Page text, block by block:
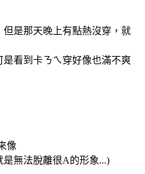
是那天晚上有點熱沒穿，就
看到卡ㄋㄟ穿好像也滿不爽
像
無法脫離很A的形象...)